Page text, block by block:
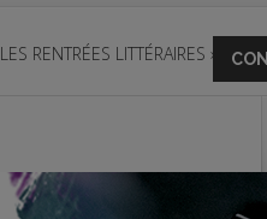
LES RENTRÉES LITTÉRAIRES »